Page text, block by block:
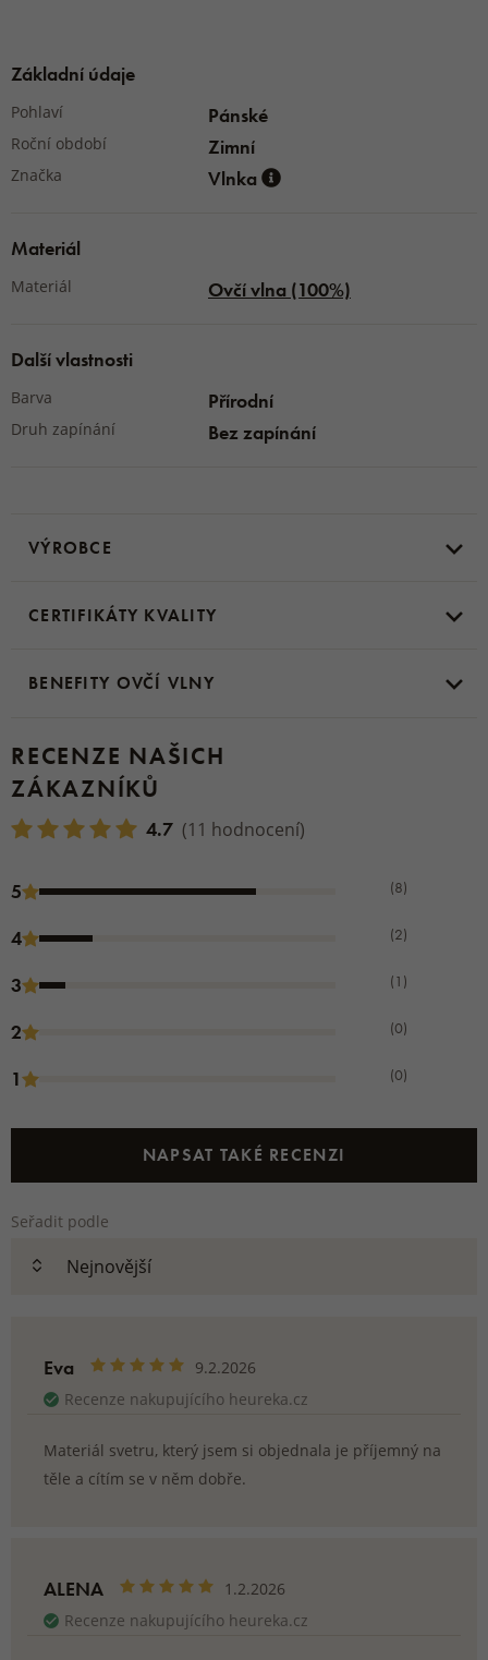
Základní údaje
Pohlaví Pánské
Roční období Zimní
Značka Vlnka
Materiál
Materiál Ovčí vlna (100%)
Další vlastnosti
Barva Přírodní
Druh zapínání Bez zapínání
VÝROBCE
CERTIFIKÁTY KVALITY
BENEFITY OVČÍ VLNY
RECENZE NAŠICH
ZÁKAZNÍKŮ
4.7 (11 hodnocení)
5 (8)
4 (2)
3 (1)
2 (0)
1 (0)
NAPSAT TAKÉ RECENZI
Seřadit podle
Eva
9.2.2026
Recenze nakupujícího heureka.cz
Materiál svetru, který jsem si objednala je příjemný na
těle a cítím se v něm dobře.
ALENA
1.2.2026
Recenze nakupujícího heureka.cz